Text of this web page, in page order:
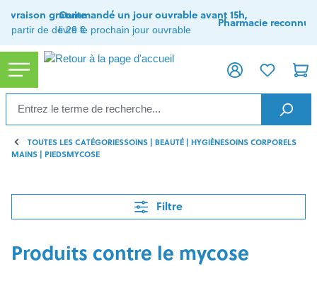
principal
Livraison gratuite
à partir de de 29 €
Commandé un jour ouvrable avant 15h,
livré le prochain jour ouvrable
Pharmacie reconnue
TOUTES LES CATÉGORIESSOINS | BEAUTÉ | HYGIÈNESOINS CORPORELS
MAINS | PIEDSMYCOSE
Filtre
Produits contre le mycose